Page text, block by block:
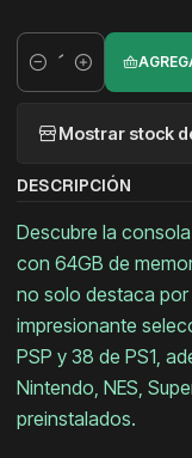
Cantidad
Mostrar stock
DESCRIPCIÓN
Descubre la
con 64GB de
no solo destaca
impresionante
PSP y 38 de PS1,
Nintendo, NES,
preinstalados.